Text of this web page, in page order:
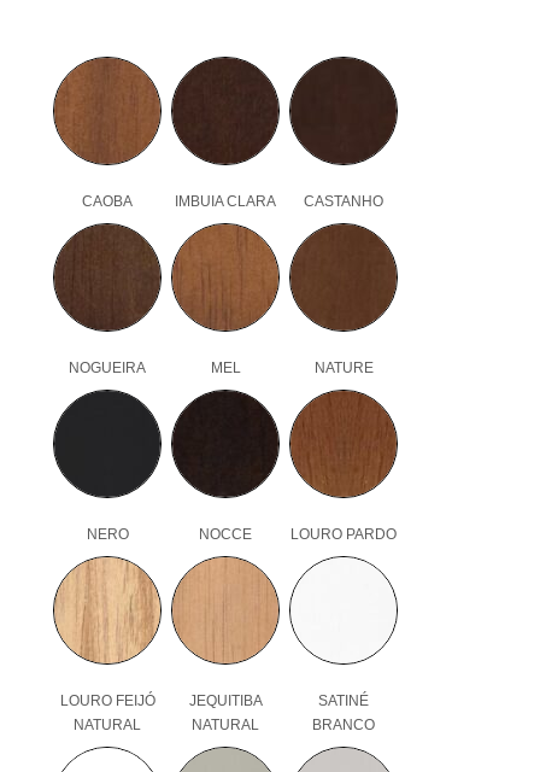
CAOBA IMBUIA CLARA CASTANHO
NOGUEIRA MEL NATURE
NERO NOCCE LOURO PARDO
LOURO FEIJÓ
NATURAL
JEQUITIBA
NATURAL
SATINÉ
BRANCO